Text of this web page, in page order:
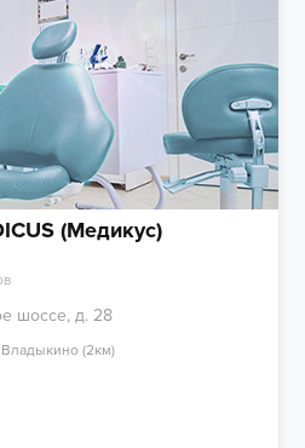
(Медикус)
шоссе, д. 28
Владыкино (2км)